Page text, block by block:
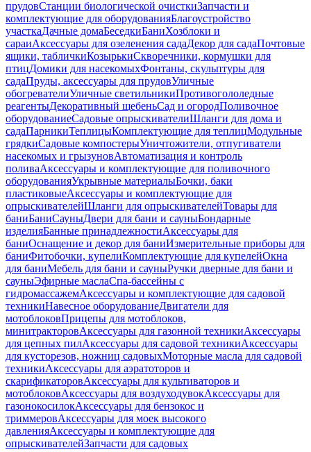
прудовСтанции биологической очисткиЗапчасти и
комплектующие для оборудованияБлагоустройство
участкаДачные домаБеседкиБаниХозблоки и
сараиАксессуары для озеленения садаДекор для садаПочтовые
ящики, табличкиКозырькиСкворечники, кормушки для
птицДомики для насекомыхФонтаны, скульптуры для
садаПруды, аксессуары для прудовУличные
обогревателиУличные светильникиПротивогололедные
реагентыДекоративный щебеньСад и огородПоливочное
оборудованиеСадовые опрыскивателиШланги для дома и
садаПарникиТеплицыКомплектующие для теплицМодульные
грядкиСадовые компостерыУничтожители, отпугиватели
насекомых и грызуновАвтоматизация и контроль
поливаАксессуары и комплектующие для поливочного
оборудованияУкрывные материалыБочки, баки
пластиковыеАксессуары и комплектующие для
опрыскивателейШланги для опрыскивателейТовары для
баниБаниСауныДвери для бани и сауныБондарные
изделияБанные принадлежностиАксессуары для
баниОснащение и декор для баниИзмерительные приборы для
баниФитобочки, купелиКомплектующие для купелейОкна
для баниМебель для бани и сауныРучки дверные для бани и
сауныЭфирные маслаСпа-бассейны с
гидромассажемАксессуары и комплектующие для садовой
техникиНавесное оборудованиеДвигатели для
мотоблоковПрицепы для мотоблоков,
минитракторовАксессуары для газонной техникиАксессуары
для цепных пилАксессуары для садовой техникиАксессуары
для кусторезов, ножниц садовыхМоторные масла для садовой
техникиАксессуары для аэратоторов и
скарификаторовАксессуары для культиваторов и
мотоблоковАксессуары для воздуходувокАксессуары для
газонокосилокАксессуары для бензокос и
триммеровАксессуары для моек высокого
давленияАксессуары и комплектующие для
опрыскивателейЗапчасти для садовых